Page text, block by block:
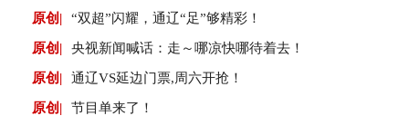
原创| “双超”闪耀，通辽“足”够精彩！
原创| 央视新闻喊话：走～哪凉快哪待着去！
原创| 通辽VS延边门票,周六开抢！
原创| 节目单来了！